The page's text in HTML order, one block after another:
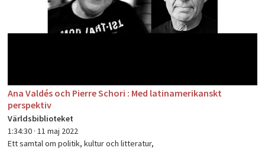
Ana Valdés och Pierre Schori : Med latinamerikanskt
perspektiv
Världsbiblioteket
1:34:30 ·11 maj 2022
Ett samtal om politik, kultur och litteratur,